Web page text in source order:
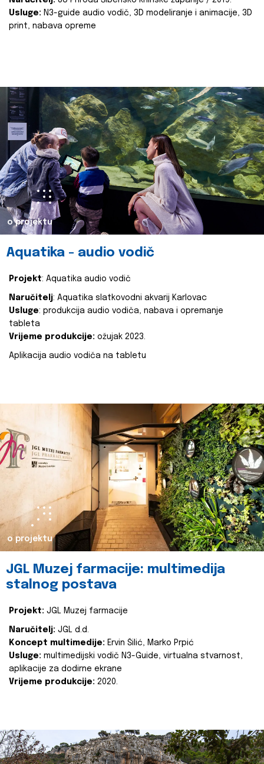
Usluge: N3-guide audio vodič, 3D modeliranje i animacije, 3D
print, nabava opreme
o projektu
Aquatika - audio vodič
Projekt: Aquatika audio vodič
Naručitelj: Aquatika slatkovodni akvarij Karlovac
Usluge: produkcija audio vodiča, nabava i opremanje
tableta
Vrijeme produkcije: ožujak 2023.
Aplikacija audio vodiča na tabletu
o projektu
JGL Muzej farmacije: multimedija
stalnog postava
Projekt: JGL Muzej farmacije
Naručitelj: JGL d.d.
Koncept multimedije: Ervin Šilić, Marko Prpić
Usluge: multimedijski vodič N3-Guide, virtualna stvarnost,
aplikacije za dodirne ekrane
Vrijeme produkcije: 2020.